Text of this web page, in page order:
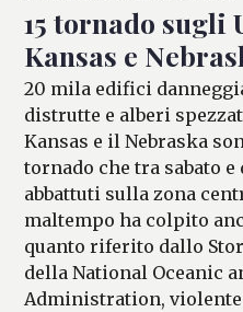
15 tornado sugli
Kansas e
20 mila edifici
distrutte e alberi
Kansas e il Nebraska
tornado che tra sabato
abbattuti sulla zona
maltempo ha colpito
quanto riferito dallo
della National Oceanic
Administration,